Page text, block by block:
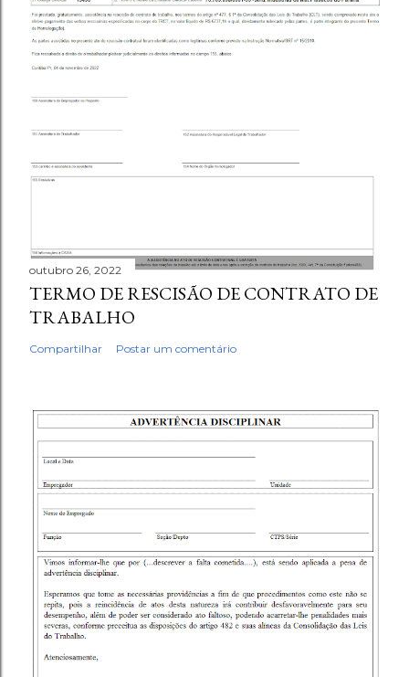
outubro 26, 2022
TERMO DE RESCISÃO DE CONTRATO DE
TRABALHO
Compartilhar Postar um comentário